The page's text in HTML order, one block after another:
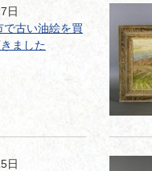
日
で古い油絵を買
ました
日